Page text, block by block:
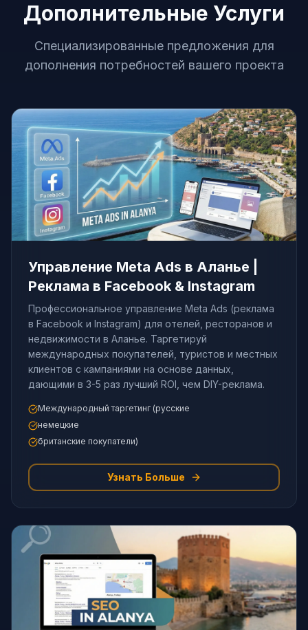
Дополнительные Услуги
Специализированные предложения для
дополнения потребностей вашего проекта
Управление Meta Ads в Аланье |
Реклама в Facebook & Instagram
Профессиональное управление Meta Ads (реклама
в Facebook и Instagram) для отелей, ресторанов и
недвижимости в Аланье. Таргетируй
международных покупателей, туристов и местных
клиентов с кампаниями на основе данных,
дающими в 3-5 раз лучший ROI, чем DIY-реклама.
Международный таргетинг (русские
немецкие
британские покупатели)
Узнать Больше